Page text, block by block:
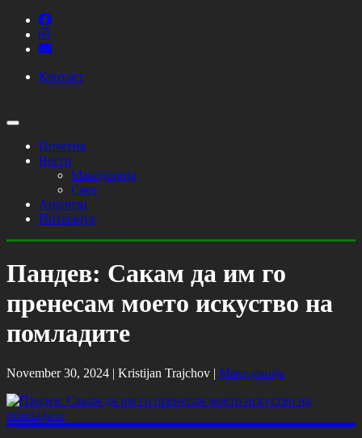
Контакт
Почетна
Вести
Македонија
Свет
Анализи
Интервјуа
Пандев: Сакам да им го
пренесам моето искуство на
помладите
November 30, 2024 | Kristijan Trajchov | Македонија